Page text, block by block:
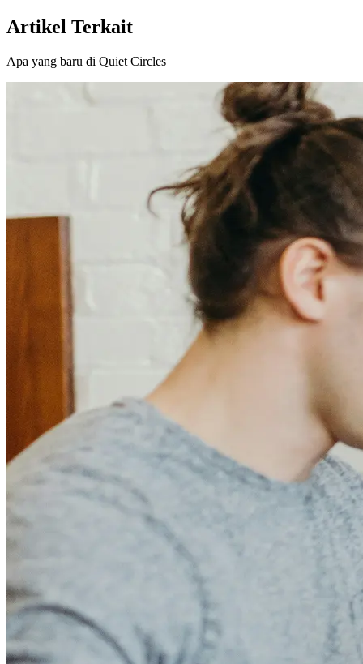
Artikel Terkait
Apa yang baru di Quiet Circles